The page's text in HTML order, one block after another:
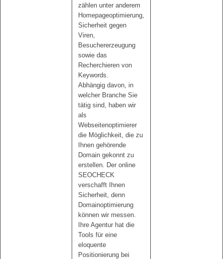
zählen unter anderem
Homepageoptimierung,
Sicherheit gegen
Viren,
Besuchererzeugung
sowie das
Recherchieren von
Keywords.
Abhängig davon, in
welcher Branche Sie
tätig sind, haben wir
als
Webseitenoptimierer
die Möglichkeit, die zu
Ihnen gehörende
Domain gekonnt zu
erstellen. Der online
SEOCHECK
verschafft Ihnen
Sicherheit, denn
Domainoptimierung
können wir messen.
Ihre Agentur hat die
Tools für eine
eloquente
Positionierung bei